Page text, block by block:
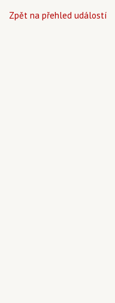
Zpět na přehled událostí